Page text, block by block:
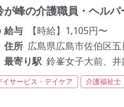
峰の介護職員・ヘルパ
給与
【時給】1,105円〜
住所 広島県広島市佐伯区
最寄り駅 鈴峯女子大前、
イサービス・デイケア 介護福祉士